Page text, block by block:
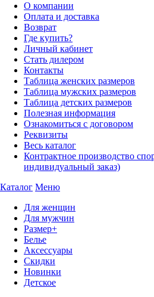
О компании
Оплата и доставка
Возврат
Где купить?
Личный кабинет
Стать дилером
Контакты
Таблица женских размеров
Таблица мужских размеров
Таблица детских размеров
Полезная информация
Ознакомиться с договором
Реквизиты
Весь каталог
Контрактное производство
индивидуальный заказ)
Каталог Меню
Для женщин
Для мужчин
Размер+
Белье
Аксессуары
Скидки
Новинки
Детское